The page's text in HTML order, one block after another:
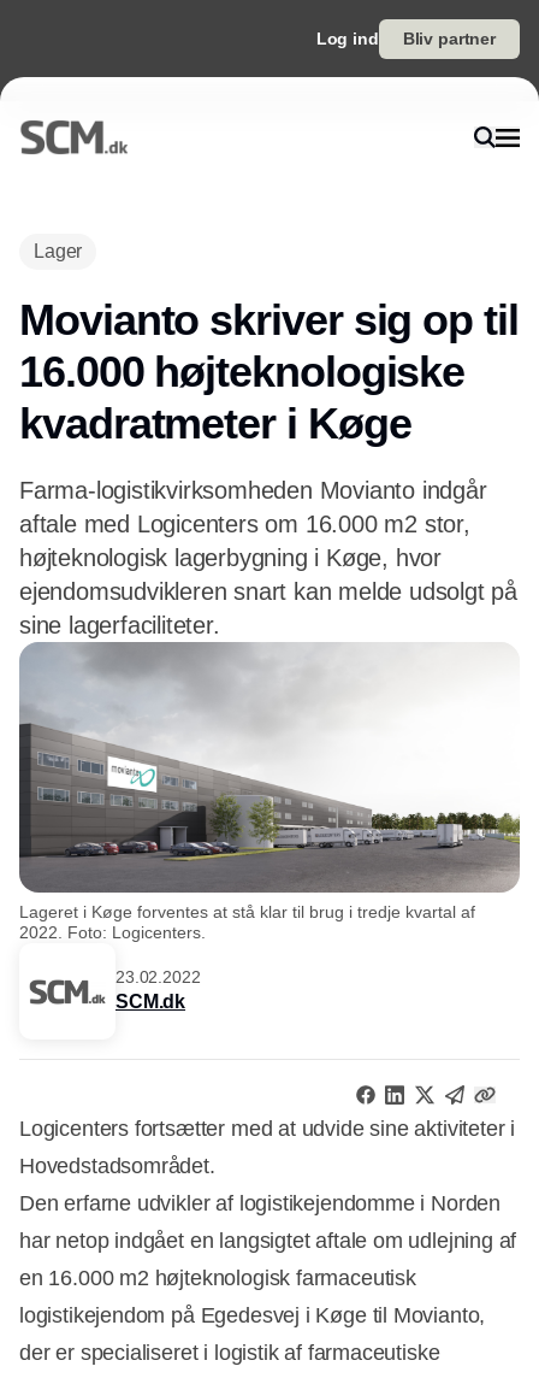
Log ind Bliv partner
Lager
Movianto skriver sig op til
16.000 højteknologiske
kvadratmeter i Køge
Farma-logistikvirksomheden Movianto indgår
aftale med Logicenters om 16.000 m2 stor,
højteknologisk lagerbygning i Køge, hvor
ejendomsudvikleren snart kan melde udsolgt på
sine lagerfaciliteter.
Lageret i Køge forventes at stå klar til brug i tredje kvartal af
2022. Foto: Logicenters.
23.02.2022
SCM.dk
Logicenters fortsætter med at udvide sine aktiviteter i
Hovedstadsområdet.
Den erfarne udvikler af logistikejendomme i Norden
har netop indgået en langsigtet aftale om udlejning af
en 16.000 m2 højteknologisk farmaceutisk
logistikejendom på Egedesvej i Køge til Movianto,
der er specialiseret i logistik af farmaceutiske